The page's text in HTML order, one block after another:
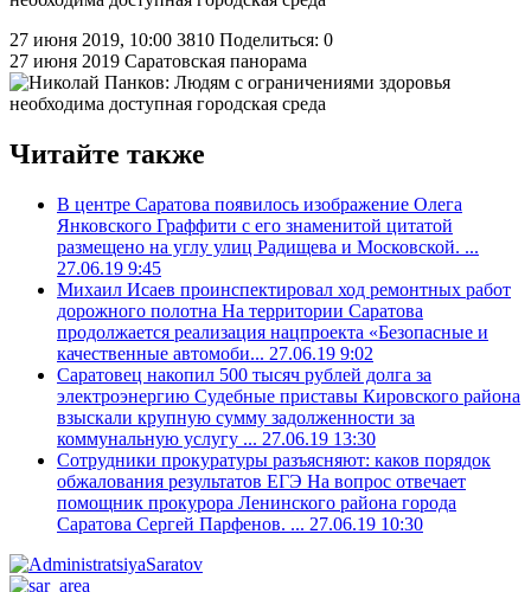
27 июня 2019, 10:00 3810 Поделиться: 0
27 июня 2019 Саратовская панорама
Читайте также
В центре Саратова появилось изображение Олега
Янковского Граффити с его знаменитой цитатой
размещено на углу улиц Радищева и Московской. ...
27.06.19 9:45
Михаил Исаев проинспектировал ход ремонтных работ
дорожного полотна На территории Саратова
продолжается реализация нацпроекта «Безопасные и
качественные автомоби... 27.06.19 9:02
Саратовец накопил 500 тысяч рублей долга за
электроэнергию Судебные приставы Кировского района
взыскали крупную сумму задолженности за
коммунальную услугу ... 27.06.19 13:30
Сотрудники прокуратуры разъясняют: каков порядок
обжалования результатов ЕГЭ На вопрос отвечает
помощник прокурора Ленинского района города
Саратова Сергей Парфенов. ... 27.06.19 10:30